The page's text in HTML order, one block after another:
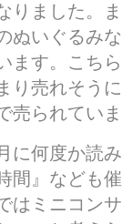
りました。
ぬいぐるみ
ます。こち
り売れそう
売られてい
に何度か読
間』なども
はミニコン